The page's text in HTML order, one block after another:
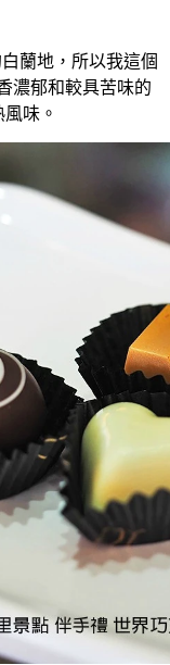
蘭地，所以我這個
濃郁和較具苦味的
味。